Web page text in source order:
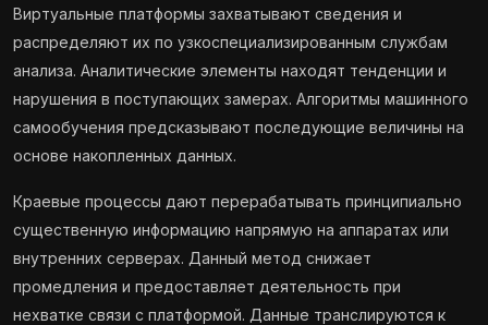
Виртуальные платформы захватывают сведения и
распределяют их по узкоспециализированным службам
анализа. Аналитические элементы находят тенденции и
нарушения в поступающих замерах. Алгоритмы машинного
самообучения предсказывают последующие величины на
основе накопленных данных.
Краевые процессы дают перерабатывать принципиально
существенную информацию напрямую на аппаратах или
внутренних серверах. Данный метод снижает
промедления и предоставляет деятельность при
нехватке связи с платформой. Данные транслируются к